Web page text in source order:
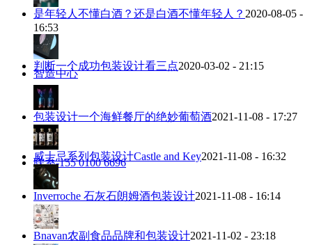
智造中心
联系-155 0100 6696
是年轻人不懂白酒？还是白酒不懂年轻人？ 2020-08-05 -
16:53
判断一个成功包装设计看三点2020-03-02 - 21:15
包装设计一个海鲜餐厅的绝妙葡萄酒2021-11-08 - 17:27
威士忌系列包装设计Castle and Key2021-11-08 - 16:32
Inverroche 石灰石朗姆酒包装设计2021-11-08 - 16:14
Bnavan农副食品品牌和包装设计2021-11-02 - 23:18